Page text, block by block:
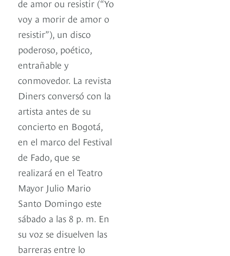
de amor ou resistir (“Yo
voy a morir de amor o
resistir”), un disco
poderoso, poético,
entrañable y
conmovedor. La revista
Diners conversó con la
artista antes de su
concierto en Bogotá,
en el marco del Festival
de Fado, que se
realizará en el Teatro
Mayor Julio Mario
Santo Domingo este
sábado a las 8 p. m. En
su voz se disuelven las
barreras entre lo